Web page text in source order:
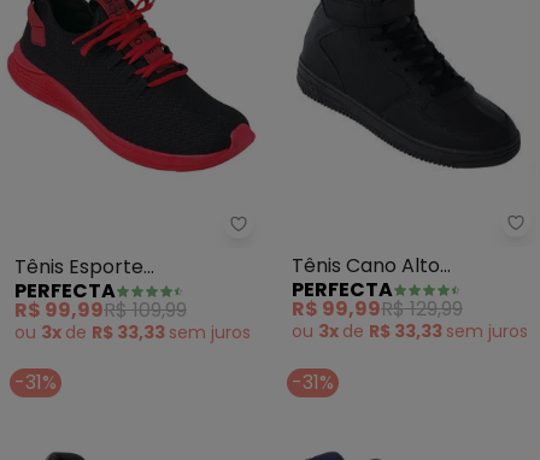
Perfecta - Tênis Esporte
Tênis Esporte
(Vermelha) em Tecido
PERFECTA
R$ 99,99R$ 109,99
ou 3x de R$ 33,33 sem juros
Tênis Cano Alto
Masculino (Preto)
PERFECTA
R$ 99,99R$ 129,99
ou 3x de R$ 33,33 sem juros
-31% -31%